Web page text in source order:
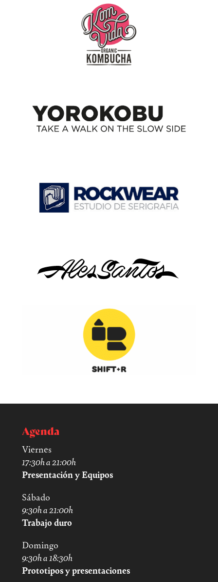
Agenda
Viernes
17:30h a 21:00h
Presentación y Equipos
Sábado
9:30h a 21:00h
Trabajo duro
Domingo
9:30h a 18:30h
Prototipos y presentaciones